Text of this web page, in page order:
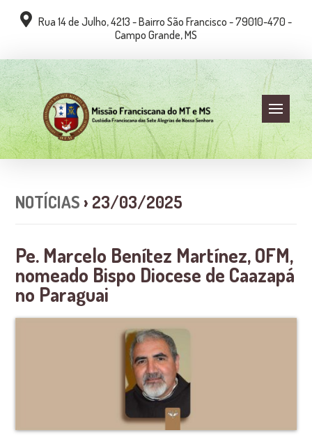
Rua 14 de Julho, 4213 - Bairro São Francisco - 79010-470 -
Campo Grande, MS
NOTÍCIAS › 23/03/2025
Pe. Marcelo Benítez Martínez, OFM,
nomeado Bispo Diocese de Caazapá
no Paraguai